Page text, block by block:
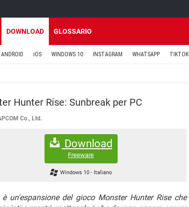
DOWNLOAD GLOSSARIO
ANDROID iOS WINDOWS 10 INSTAGRAM WHATSAPP TIKTOK
Hunter Rise: Sunbreak per PC
Co., Ltd.
Download
Freeware
Windows 10 - Italiano
un'espansione del gioco Monster Hunter Rise che